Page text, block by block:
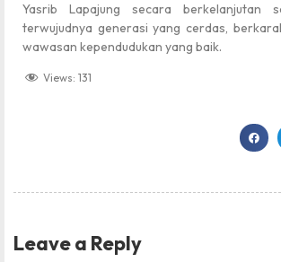
Yasrib Lapajung secara berkelanjutan
terwujudnya generasi yang cerdas,
wawasan kependudukan yang baik.
Views: 131
Leave a Reply